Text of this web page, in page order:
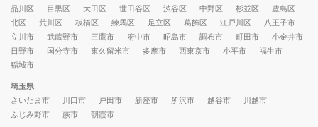
品川区
目黒区 大田区 世田谷区 渋谷区 中野区 杉並区
豊島区
北区
荒川区 板橋区 練馬区 足立区 葛飾区 江戸川区
八王子市
立川市
武蔵野市 三鷹市 府中市 昭島市 調布市 町田市
小金井市
日野市
国分寺市 東久留米市 多摩市 西東京市 小平市
福生市
稲城市
埼玉県
さいたま市
川口市 戸田市 新座市 所沢市 越谷市
川越市
ふじみ野市
蕨市 朝霞市